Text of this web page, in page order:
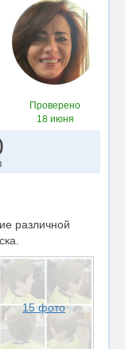
Проверено
18 июня
различной
15 фото